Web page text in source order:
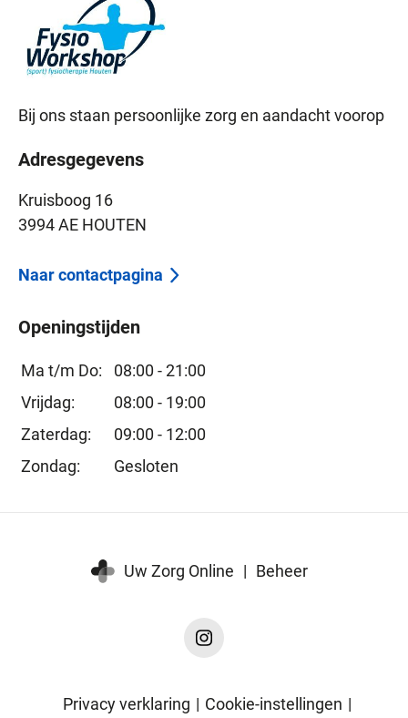
Bij ons staan persoonlijke zorg en aandacht voorop
Adresgegevens
Kruisboog 16
3994 AE HOUTEN
Naar contactpagina
Openingstijden
Ma t/m Do:
08:00 - 21:00
Vrijdag:
08:00 - 19:00
Zaterdag:
09:00 - 12:00
Zondag:
Gesloten
Uw Zorg Online | Beheer
Instagram
Privacy verklaring | Cookie-instellingen |